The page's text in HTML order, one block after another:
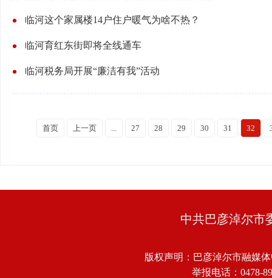
临河这个家属楼14户住户暖气为啥不热？
临河育红东街即将全线通车
临河税务局开展“廉洁有我”活动
首页 上一页 ... 27 28 29 30 31 32
中共巴彦淖尔市
版权声明：巴彦淖尔市融媒
举报电话：0478-